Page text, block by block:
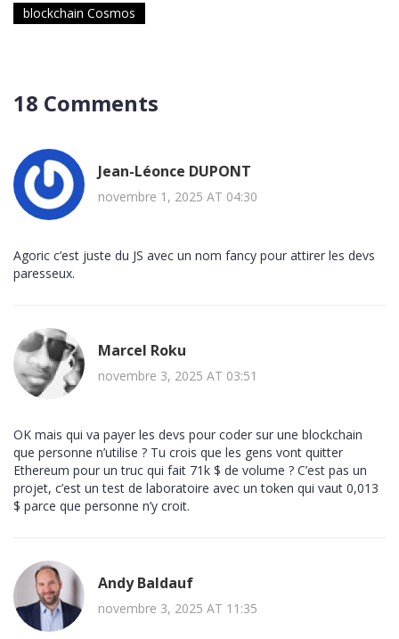
blockchain Cosmos
18 Comments
Jean-Léonce DUPONT
novembre 1, 2025 AT 04:30
Agoric c’est juste du JS avec un nom fancy pour attirer les devs
paresseux.
Marcel Roku
novembre 3, 2025 AT 03:51
OK mais qui va payer les devs pour coder sur une blockchain
que personne n’utilise ? Tu crois que les gens vont quitter
Ethereum pour un truc qui fait 71k $ de volume ? C’est pas un
projet, c’est un test de laboratoire avec un token qui vaut 0,013
$ parce que personne n’y croit.
Andy Baldauf
novembre 3, 2025 AT 11:35